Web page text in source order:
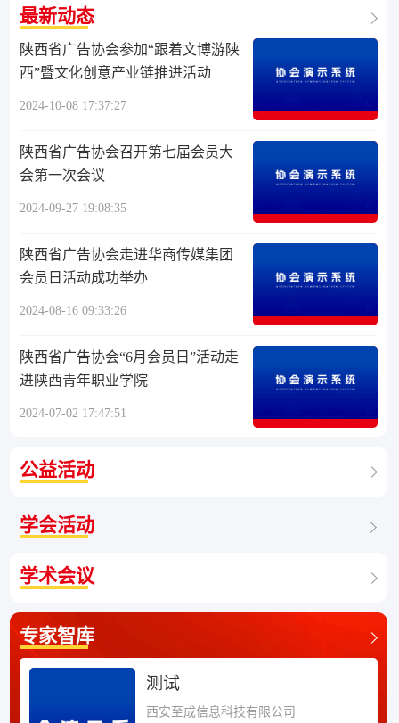
最新动态
陕西省广告协会参加“跟着文博游陕
西”暨文化创意产业链推进活动
2024-10-08 17:37:27
陕西省广告协会召开第七届会员大
会第一次会议‌
2024-09-27 19:08:35
陕西省广告协会走进华商传媒集团
会员日活动成功举办
2024-08-16 09:33:26
陕西省广告协会“6月会员日”活动走
进陕西青年职业学院
2024-07-02 17:47:51
公益活动
学会活动
学术会议
专家智库
测试
西安至成信息科技有限公司